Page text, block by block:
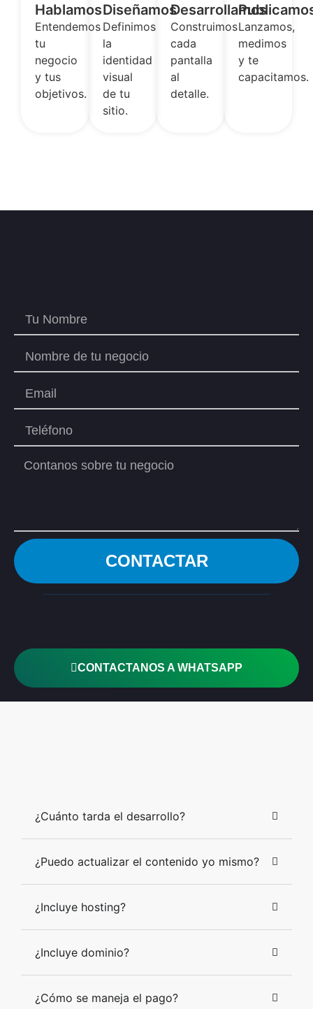
Hablamos
Entendemos
tu
negocio
y tus
objetivos.
Diseñamos
Definimos
la
identidad
visual
de tu
sitio.
Desarrollamos
Construimos
cada
pantalla
al
detalle.
Lanzamos,
medimos
y te
capacitamos.
CONTACTAR
CONTACTANOS A WHATSAPP
¿Cuánto tarda el desarrollo?
¿Puedo actualizar el contenido yo mismo?
¿Incluye hosting?
¿Incluye dominio?
¿Cómo se maneja el pago?